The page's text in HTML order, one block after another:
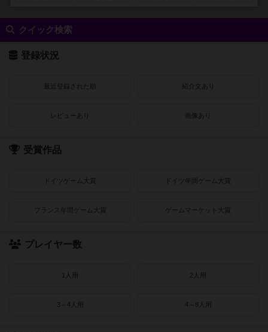
クイック検索
登録状況
最近登録された順 紹介文あり
レビューあり 画像あり
受賞作品
ドイツゲーム大賞 ドイツ年間ゲーム大賞
フランス年間ゲーム大賞 ゲームマーケット大賞
プレイヤー数
1人用 2人用
3～4人用 4～8人用